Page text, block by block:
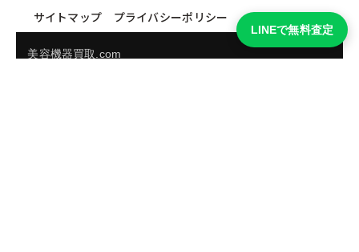
サイトマップ プライバシーポリシー
美容機器買取.com
LINEで無料査定